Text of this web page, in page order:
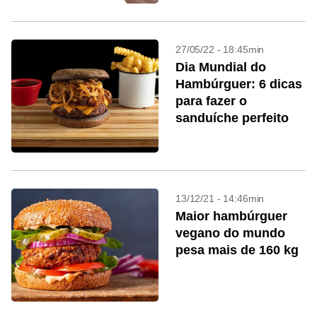
27/05/22 - 18:45min
Dia Mundial do
Hambúrguer: 6 dicas
para fazer o
sanduíche perfeito
13/12/21 - 14:46min
Maior hambúrguer
vegano do mundo
pesa mais de 160 kg